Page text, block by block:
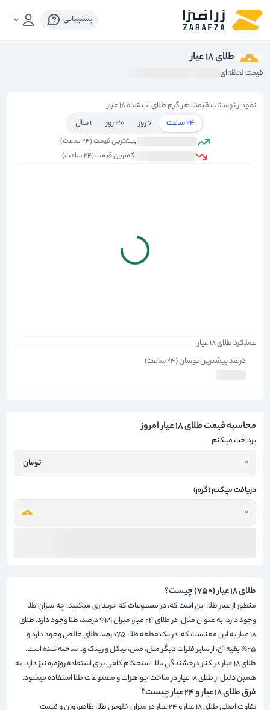
پشتیبانی
طلای 18 عیار
قیمت لحظه‌ای
نمودار نوسانات قیمت هر گرم طلای آب شده ۱۸ عیار
24 ساعت
7 روز 30 روز 1 سال
بیشترین قیمت (24 ساعت
)
کمترین قیمت (24 ساعت )
عملکرد طلای 18 عیار
درصد بیشترین نوسان (24 ساعت )
محاسبه قیمت طلای 18 عیار امروز
پرداخت میکنم
تومان
دریافت میکنم (گرم)
طلای 18 عیار (750) چیست؟
منظور از عیار طلا، این است که، در مصنوعات که خریداری میکنید، چه میزان طلا
وجود دارد. به عنوان مثال، در طلای 24 عیار، میزان 99.9 درصد، طلا وجود دارد. طلای
18 عیار به این معناست که، در یک قطعه طلا، 75درصد طلای خالص وجود دارد و
25% بقیه آن، از سایر فلزات دیگر مثل، مس، نیکل و زینک و.. ساخته شده است.
طلای 18 عیار در کنار درخشندگی بالا، استحکام کافی برای استفاده روزمره نیز دارد. به
همین دلیل از طلای 18 عیار در ساخت جواهرات و مصنوعات طلا استفاده میشود.
فرق طلای ۱۸ عیار و ۲۴ عیار چیست؟
تفاوت اصلی طلای ۱۸ عیار و ۲۴ عیار در میزان خلوص طلا، ظاهر، وزن و قیمت